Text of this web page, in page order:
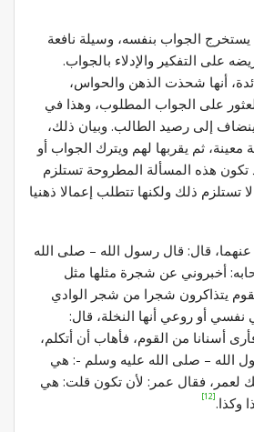
الجواب بنفسه، وسيلة نافعة
على التفكير والإدلاء بالجواب.
أنها شحذت الذهن والحواس،
على الجواب المطلوب، وهذا في
إلى رصيد الطالب. وبيان ذلك،
ثم يقربها لهم ويترك الجواب أو
تكون هذه المسألة المطروحة تستلزم
تستلزم ذلك ولكنها تتطلب إعمالا ذهنيا
قال: قال رسول الله – صلى الله
أخبروني عن شجرة مثلها مثل
يتذاكرون شجرا من شجر الوادي
نفسي أو روعي أنها النخلة، قال:
أسنانا من القوم، فأهاب أن أتكلم،
الله – صلى الله عليه وسلم -: هي
لعمر، فقال عمر: لأن تكون قلت: هي
وكذا.[12]